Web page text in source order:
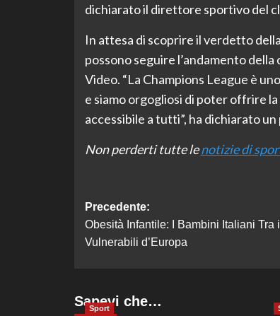
dichiarato il direttore sportivo del
In attesa di scoprire il verdetto
possono seguire l’andamento
Video. “La Champions League è
e siamo orgogliosi di poter offrire
accessibile a tutti”, ha dichiarato
Non perderti tutte lenotizie di
Navigazione
articolo
Precedente:
Obesità Infantile: I Bambini Italiani Tra
Vulnerabili d’Europa
Sapevi che…
Sport